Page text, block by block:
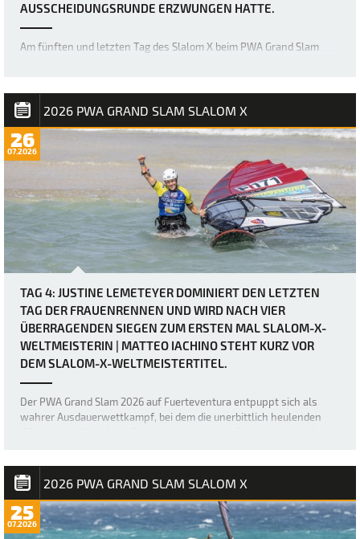
AUSSCHEIDUNGSRUNDE ERZWUNGEN HATTE.
Am fünften und letzten Tag des Slalom X beim PWA Grand Slam
einfacher letzter Tag für Matteo Iachino (Starboard / NeilPryde / Z
Fins) seinen ersten Slalom…
2026 PWA GRAND SLAM SLALOM X
26
07.2026
TAG 4: JUSTINE LEMETEYER DOMINIERT DEN LETZTEN
TAG DER FRAUENRENNEN UND WIRD NACH VIER
ÜBERRAGENDEN SIEGEN ZUM ERSTEN MAL SLALOM-X-
WELTMEISTERIN | MATTEO IACHINO STEHT KURZ VOR
DEM SLALOM-X-WELTMEISTERTITEL.
Der PWA Grand Slam 2026 auf Fuerteventura entpuppt sich als
wahrer Ausdauerwettkampf, bei dem die unerbittlich heulenden
absoluten Grenzen bringen. Heute herr…
2026 PWA GRAND SLAM SLALOM X
25
07.2026